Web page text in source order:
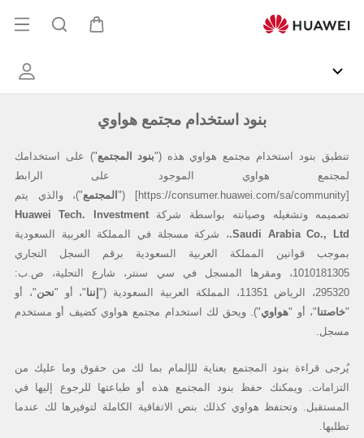
فتح
HUAWEI Health
HUAWEI Services
معرض الصور
المنتجات
بنود استخدام مجتمع هواوي
تنطبق بنود استخدام مجتمع هواوي هذه ("بنود المجتمع") على استخدامك
لمجتمع هواوي الموجود على الرابط
[
https://consumer.huawei.com/sa/community
] ("المجتمع")، والذي يتم
تصميمه وتشغيله وصيانته بواسطة شركةHuawei Tech. Investment
Saudi Arabia Co., Ltd
.، شركة مسجلة في المملكة العربية السعودية
بموجب قوانين المملكة العربية السعودية برقم السجل التجاري
1010181305، ومقرها المسجل في سي سنتر، شارع التحلية، ص.ب:
295320، الرياض 11351، المملكة العربية السعودية ("
إننا"، أو "نحن"، أو
"خاصتنا"، أو "هواوي"). ويحق لك استخدام مجتمع هواوي كضيف أو مستخدم
مسجل.
يُرجى قراءة بنود المجتمع بعناية للإلمام بما لك من حقوق وما عليك من
التزامات. ويمكنك حفظ بنود المجتمع هذه أو طباعتها للرجوع إليها في
المستقبل. وتحتفظ هواوي كذلك بنص الاتفاقية الكاملة لتوفيرها لك عندما
تطلبها.